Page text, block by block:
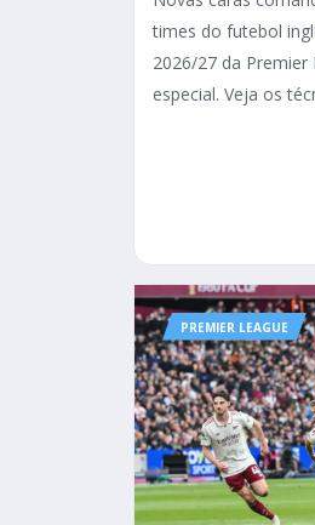
times do futebol
2026/27 da
especial. Veja os
PREMIER LEAGUE